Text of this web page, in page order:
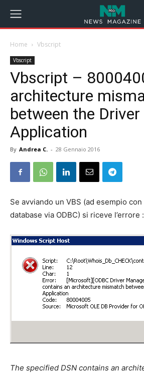
Home Vbscript
Vbscript
Vbscript –
architecture
between the Driver
Application
By Andrea C. - 28 Gennaio 2016
Se avviando un VBS (ad esempio
database via ODBC) si riceve l’errore :
The specified DSN contains an